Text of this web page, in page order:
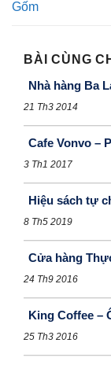
Gốm
BÀI CÙNG
Nhà hàng Ba
21 Th3 2014
Cafe Vonvo –
3 Th1 2017
Hiệu sách tự
8 Th5 2019
Cửa hàng
24 Th9 2016
King Coffee –
25 Th3 2016